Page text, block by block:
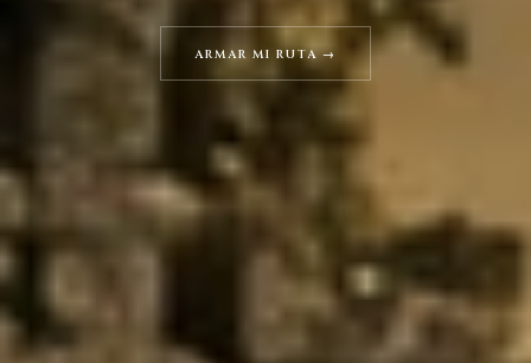
ARMAR MI RUTA →